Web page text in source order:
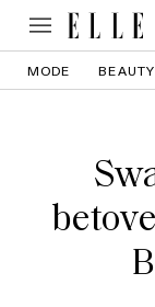
MODE BEAUTY